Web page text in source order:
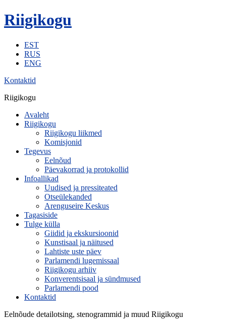
Riigikogu
EST
RUS
ENG
Kontaktid
Riigikogu
Avaleht
Riigikogu
Riigikogu liikmed
Komisjonid
Tegevus
Eelnõud
Päevakorrad ja protokollid
Infoallikad
Uudised ja pressiteated
Otseülekanded
Arenguseire Keskus
Tagasiside
Tulge külla
Giidid ja ekskursioonid
Kunstisaal ja näitused
Lahtiste uste päev
Parlamendi lugemissaal
Riigikogu arhiiv
Konverentsisaal ja sündmused
Parlamendi pood
Kontaktid
Eelnõude detailotsing, stenogrammid ja muud Riigikogu